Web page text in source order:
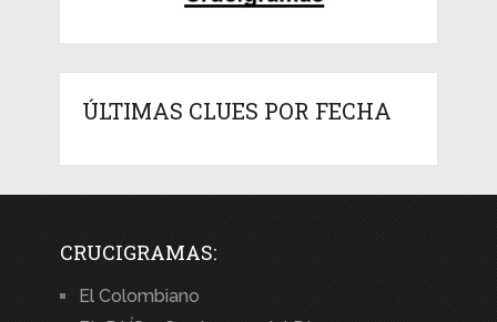
ÚLTIMAS CLUES POR FECHA
CRUCIGRAMAS:
El Colombiano